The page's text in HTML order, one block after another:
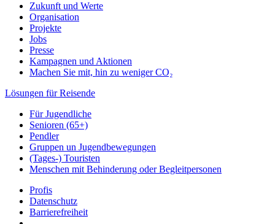
Zukunft und Werte
Organisation
Projekte
Jobs
Presse
Kampagnen und Aktionen
Machen Sie mit, hin zu weniger CO₂
Lösungen für Reisende
Für Jugendliche
Senioren (65+)
Pendler
Gruppen un Jugendbewegungen
(Tages-) Touristen
Menschen mit Behinderung oder Begleitpersonen
Profis
Datenschutz
Barrierefreiheit